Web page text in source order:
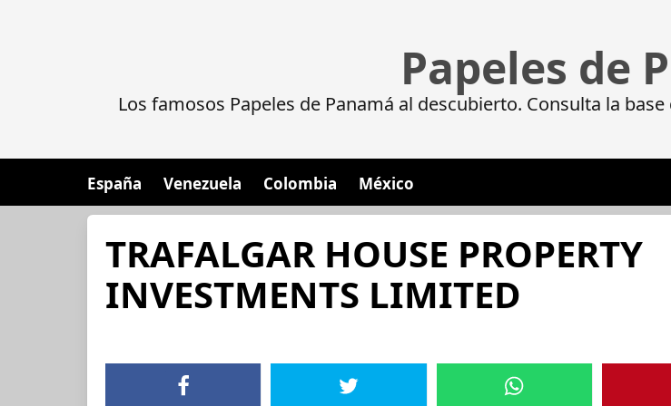
Papeles de
Los famosos Papeles de Panamá al descubierto. Consulta la
España Venezuela Colombia México
TRAFALGAR HOUSE PROPERTY
INVESTMENTS LIMITED